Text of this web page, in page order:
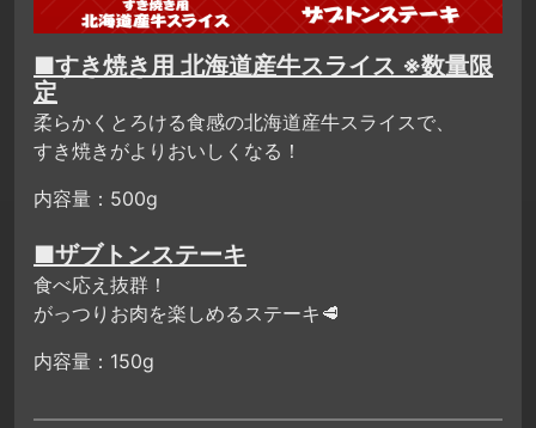
■すき焼き用 北海道産牛スライス ※数量限
定
柔らかくとろける食感の北海道産牛スライスで、
すき焼きがよりおいしくなる！
内容量：500g
■ザブトンステーキ
食べ応え抜群！
がっつりお肉を楽しめるステーキ🥩
内容量：150g